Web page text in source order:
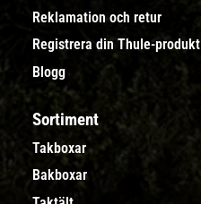
Reklamation och retur
Registrera din Thule-produkt
Blogg
Sortiment
Takboxar
Bakboxar